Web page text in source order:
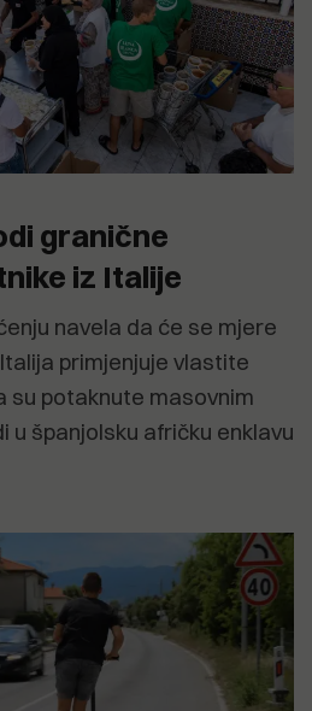
granične
iz Italije
navela da će se mjere
primjenjuje vlastite
su potaknute masovnim
u španjolsku afričku enklavu